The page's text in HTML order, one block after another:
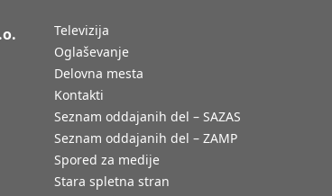
Televizija
Oglaševanje
Delovna mesta
Kontakti
Seznam oddajanih del – SAZAS
Seznam oddajanih del – ZAMP
Spored za medije
Stara spletna stran